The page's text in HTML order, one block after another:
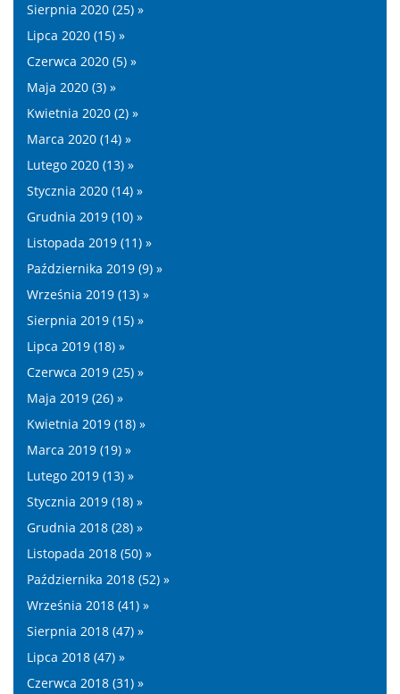
Sierpnia 2020 (25) »
Lipca 2020 (15) »
Czerwca 2020 (5) »
Maja 2020 (3) »
Kwietnia 2020 (2) »
Marca 2020 (14) »
Lutego 2020 (13) »
Stycznia 2020 (14) »
Grudnia 2019 (10) »
Listopada 2019 (11) »
Października 2019 (9) »
Września 2019 (13) »
Sierpnia 2019 (15) »
Lipca 2019 (18) »
Czerwca 2019 (25) »
Maja 2019 (26) »
Kwietnia 2019 (18) »
Marca 2019 (19) »
Lutego 2019 (13) »
Stycznia 2019 (18) »
Grudnia 2018 (28) »
Listopada 2018 (50) »
Października 2018 (52) »
Września 2018 (41) »
Sierpnia 2018 (47) »
Lipca 2018 (47) »
Czerwca 2018 (31) »